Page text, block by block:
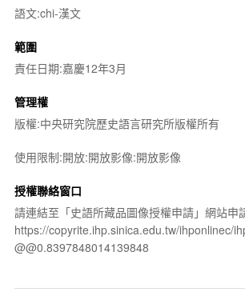
語文:chi-漢文
範圍
責任日期:嘉慶12年3月
管理權
版權:中央研究院歷史語言研究所版權所有
使用限制:開放:開放影像:開放影像
授權聯絡窗口
請連結至「史語所藏品圖像授權申請」網站申
https://copyrite.ihp.sinica.edu.tw/ihponlinec/
@@0.8397848014139848